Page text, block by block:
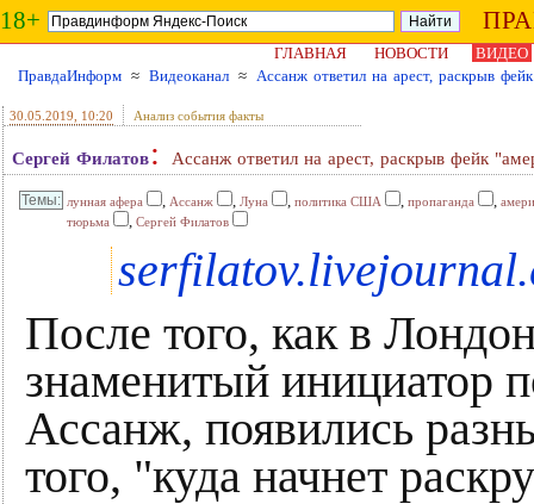
18+
ГЛАВНАЯ НОВОСТИ
ВИДЕО
ПравдаИнформ ≈ Видеоканал ≈ Ассанж ответил на арест, раскрыв
30.05.2019 , 10:20 Анализ события факты
Сергей Филатов: Ассанж ответил на арест, раскрыв фейк
лунная афера , Ассанж , Луна , политика США , пропаганда ,
тюрьма
, Сергей Филатов
После того, как в
знаменитый инициатор
Ассанж, появились
того, "куда начнет